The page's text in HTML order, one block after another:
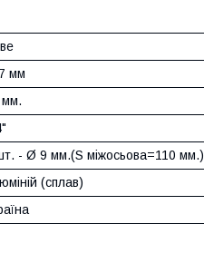
мм
- Ø 9 мм.(S міжосьова=110 мм.)
(сплав)